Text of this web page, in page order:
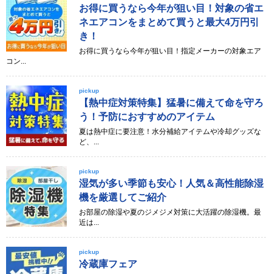
お得に買うなら今年が狙い目！対象の省エ
ネエアコンをまとめて買うと最大4万円引
き！
お得に買うなら今年が狙い目！指定メーカーの対象エア
コン...
pickup
【熱中症対策特集】猛暑に備えて命を守ろ
う！予防におすすめのアイテム
夏は熱中症に要注意！水分補給アイテムや冷却グッズな
ど、...
pickup
湿気が多い季節も安心！人気＆高性能除湿
機を厳選してご紹介
お部屋の除湿や夏のジメジメ対策に大活躍の除湿機。最
近は...
pickup
冷蔵庫フェア